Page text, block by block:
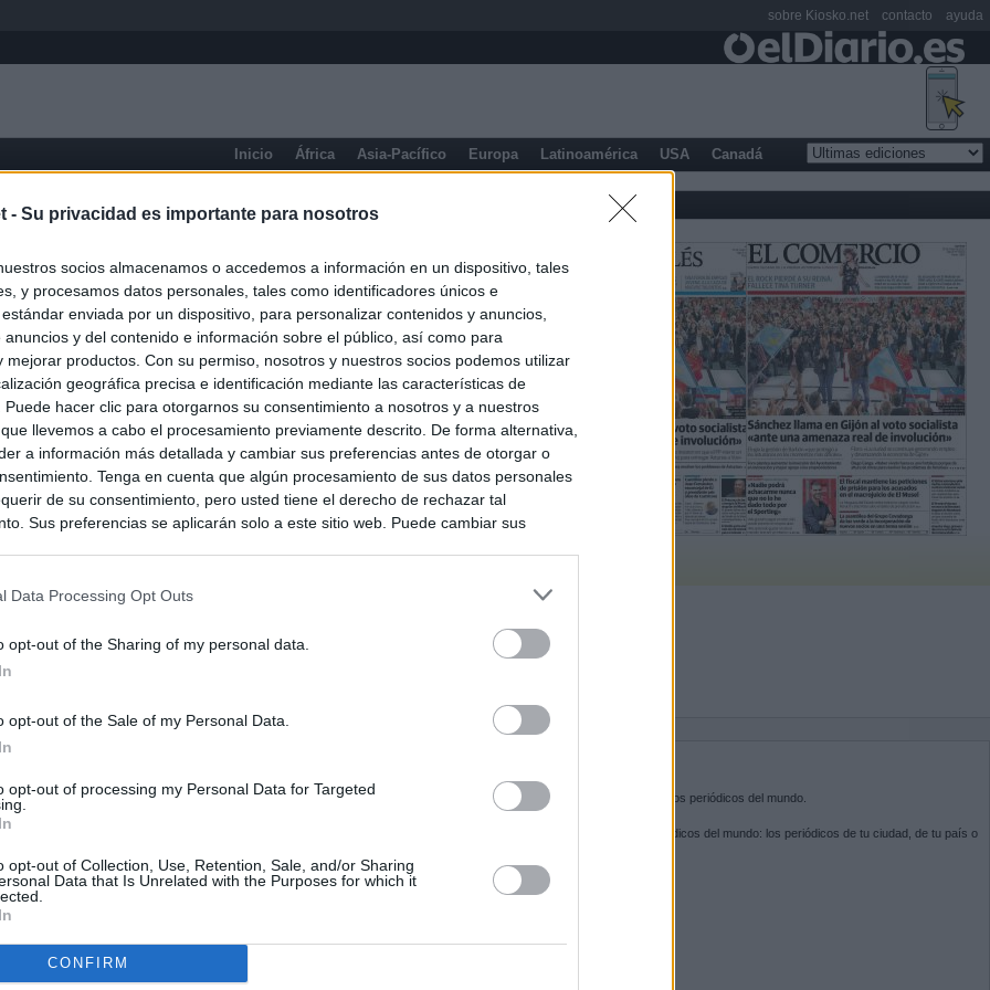
- Su privacidad es importante para nosotros
socios almacenamos o accedemos a información en un dispositivo, tales
y procesamos datos personales, tales como identificadores únicos e
enviada por un dispositivo, para personalizar contenidos y anuncios,
anuncios y del contenido e información sobre el público, así como para
mejorar productos. Con su permiso, nosotros y nuestros socios podemos utilizar
geográfica precisa e identificación mediante las características de
Puede hacer clic para otorgarnos su consentimiento a nosotros y a nuestros
llevemos a cabo el procesamiento previamente descrito. De forma alternativa,
a información más detallada y cambiar sus preferencias antes de otorgar o
Tenga en cuenta que algún procesamiento de sus datos personales
de su consentimiento, pero usted tiene el derecho de rechazar tal
Sus preferencias se aplicarán solo a este sitio web. Puede cambiar sus
Data Processing Opt Outs
opt-out of the Sharing of my personal data.
opt-out of the Sale of my Personal Data.
opt-out of processing my Personal Data for Targeted
opt-out of Collection, Use, Retention, Sale, and/or Sharing
Data that Is Unrelated with the Purposes for which it
CONFIRM
Inicio África Asia-Pacífico Europa Latinoamérica USA Canadá
Asturias
no puede destinar directamente la venta del ático de
por los incendios
cómo ha cambiado su discurso sobre el ático de la
en una semana
de los honorarios de la inmobiliaria a la estimación de venta
Kiosko.net es la puerta de entrada a los periódicos del mundo.
Navega por las portadas de los periódicos del mundo: los periódicos de tu ciudad, de tu país o
SÍGUENOS
sobre Kiosko.net contacto ayuda